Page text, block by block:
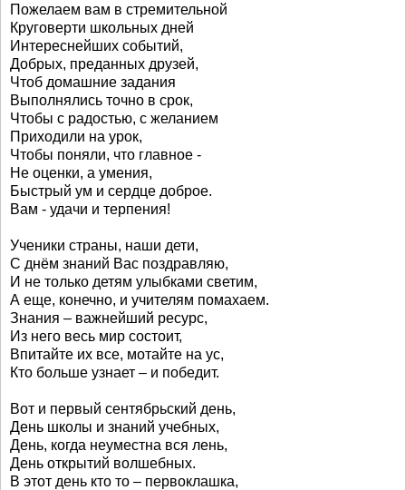
Пожелаем вам в стремительной
Круговерти школьных дней
Интереснейших событий,
Добрых, преданных друзей,
Чтоб домашние задания
Выполнялись точно в срок,
Чтобы с радостью, с желанием
Приходили на урок,
Чтобы поняли, что главное -
Не оценки, а умения,
Быстрый ум и сердце доброе.
Вам - удачи и терпения!
Ученики страны, наши дети,
С днём знаний Вас поздравляю,
И не только детям улыбками светим,
А еще, конечно, и учителям помахаем.
Знания – важнейший ресурс,
Из него весь мир состоит,
Впитайте их все, мотайте на ус,
Кто больше узнает – и победит.
Вот и первый сентябрьский день,
День школы и знаний учебных,
День, когда неуместна вся лень,
День открытий волшебных.
В этот день кто то – первоклашка,